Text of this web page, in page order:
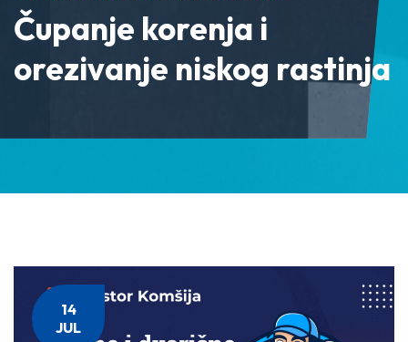
Čupanje korenja i
orezivanje niskog rastinja
14
JUL